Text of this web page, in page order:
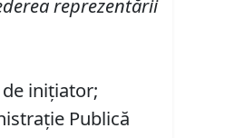
reprezentării
iniţiator;
Publică